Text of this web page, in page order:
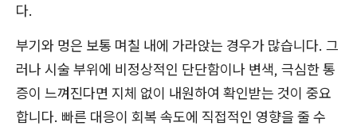
다.
부기와 멍은 보통 며칠 내에 가라앉는 경우가 많습니다. 그
러나 시술 부위에 비정상적인 단단함이나 변색, 극심한 통
증이 느껴진다면 지체 없이 내원하여 확인받는 것이 중요
합니다. 빠른 대응이 회복 속도에 직접적인 영향을 줄 수